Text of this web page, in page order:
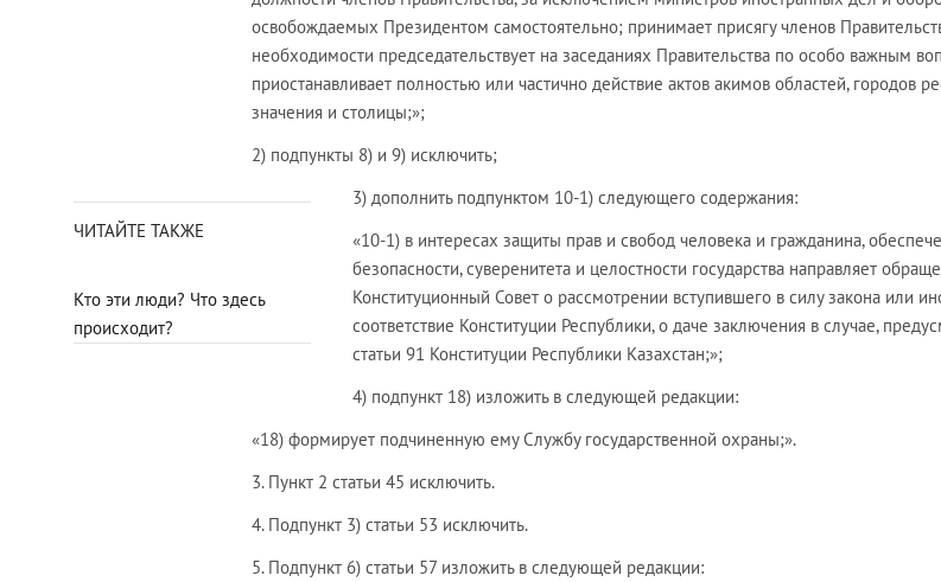
освобождаемых Президентом самостоятельно; принимает присягу членов
необходимости председательствует на заседаниях Правительства по особо важным
приостанавливает полностью или частично действие актов акимов областей, городов
значения и столицы;»;
2) подпункты 8) и 9) исключить;
ЧИТАЙТЕ ТАКЖЕ
Кто эти люди? Что здесь
происходит?
3) дополнить подпунктом 10-1) следующего содержания:
«10-1) в интересах защиты прав и свобод человека и гражданина,
безопасности, суверенитета и целостности государства направляет
Конституционный Совет о рассмотрении вступившего в силу закона или
соответствие Конституции Республики, о даче заключения в случае,
статьи 91 Конституции Республики Казахстан;»;
4) подпункт 18) изложить в следующей редакции:
«18) формирует подчиненную ему Службу государственной охраны;».
3. Пункт 2 статьи 45 исключить.
4. Подпункт 3) статьи 53 исключить.
5. Подпункт 6) статьи 57 изложить в следующей редакции: